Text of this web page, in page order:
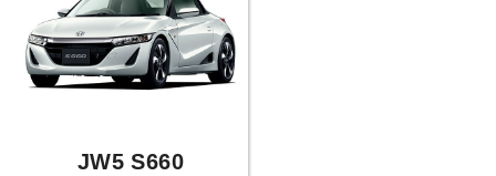
JW5 S660